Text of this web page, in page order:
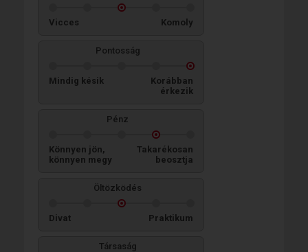
Vicces Komoly
Pontosság
Mindig késik
Korábban
érkezik
Pénz
Könnyen jön,
könnyen megy
Takarékosan
beosztja
Öltözködés
Divat Praktikum
Társaság